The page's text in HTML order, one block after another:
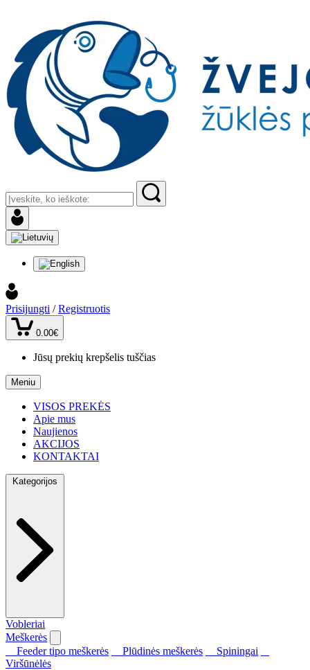
Prisijungti / Registruotis
0.00€
Jūsų prekių krepšelis tuščias
Meniu
VISOS PREKĖS
Apie mus
Naujienos
AKCIJOS
KONTAKTAI
Kategorijos
Vobleriai
Meškerės
Feeder tipo meškerės
Plūdinės meškerės
Spiningai
Viršūnėlės